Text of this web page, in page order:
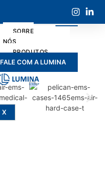
SOBRE
NÓS
PRODUTOS
SERVIÇOS
X
FALE COM A LUMINA